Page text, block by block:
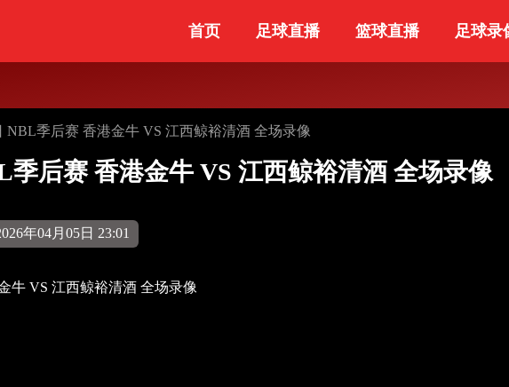
首页 足球直播 篮球直播 足球录
NBL季后赛 香港金牛 VS 江西鲸裕清酒 全场录像
季后赛 香港金牛 VS 江西鲸裕清酒 全场录像
年04月05日 23:01
牛 VS 江西鲸裕清酒 全场录像